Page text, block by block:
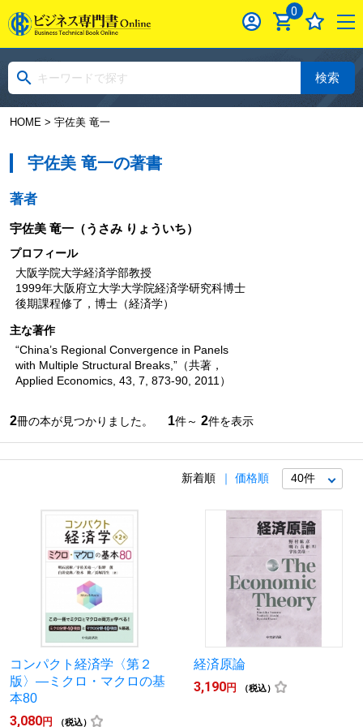
0
検索
HOME> 宇佐美 竜一
宇佐美 竜一の著書
著者
宇佐美 竜一（うさみ りょういち）
プロフィール
大阪学院大学経済学部教授
1999年大阪府立大学大学院経済学研究科博士
後期課程修了，博士（経済学）
主な著作
“China’s Regional Convergence in Panels
with Multiple Structural Breaks,”（共著，
Applied Economics, 43, 7, 873-90, 2011）
2冊の本が見つかりました。 1件～ 2件を表示
新着順 価格順
コンパクト経済学〈第２
版〉―ミクロ・マクロの基
本80
3,080円 （税込）
経済原論
3,190円 （税込）